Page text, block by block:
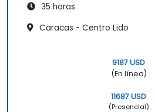
35 horas
Caracas - Centro Lido
9187 USD
(En línea)
11687 USD
(Presencial)